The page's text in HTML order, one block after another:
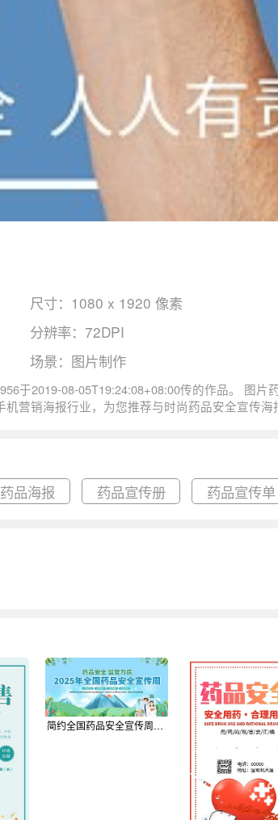
尺寸：1080 x 1920 像素
分辨率：72DPI
场景：图片制作
药品海报 药品宣传册 药品宣传单
简约全国药品安全宣传周印刷横版海报